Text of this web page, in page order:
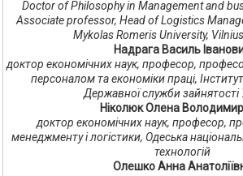
Doctor of Philosophy in Management and
Associate professor, Head of Logistics
Mykolas Romeris University,
Надрага Василь
доктор економічних наук, професор,
персоналом та економіки праці,
Державної служби зайнятості
Ніколюк Олена
доктор економічних наук, професор,
менеджменту і логістики, Одеська
технологій
Олешко Анна